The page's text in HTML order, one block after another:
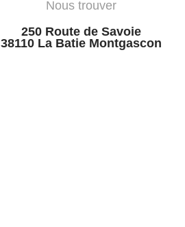
Nous trouver
250 Route de Savoie
38110 La Batie Montgascon